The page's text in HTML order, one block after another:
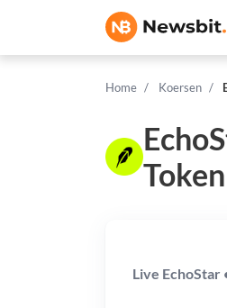
Home Koersen
Live EchoStar